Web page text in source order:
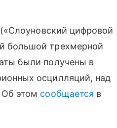
цифровой
большой трехмерной
были получены в
осцилляций, над
Об этом сообщается в